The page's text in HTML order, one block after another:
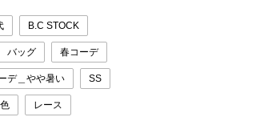
B.C STOCK
バッグ 春コーデ
デ＿やや暑い SS
レース